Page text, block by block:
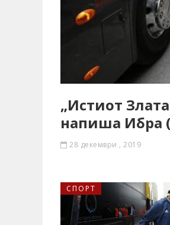
„Истиот
напиша Ибра
28 декември , 2019
СПОРТ